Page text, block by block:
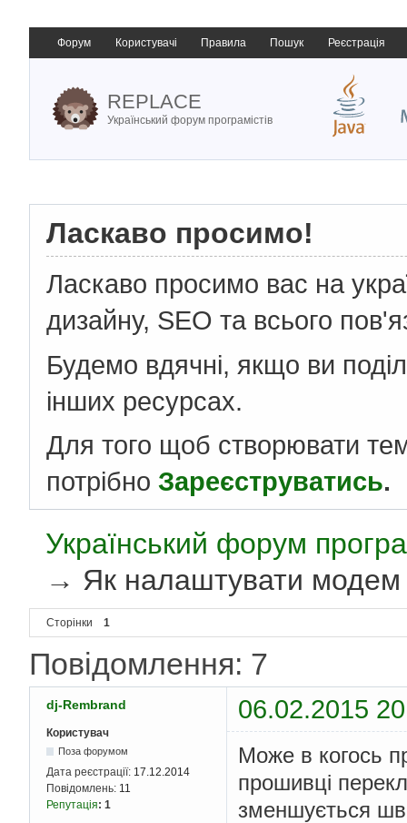
Форум Користувачі Правила Пошук Реєстрація
REPLACE
Український форум програмістів
Ласкаво просимо!
Ласкаво просимо вас на
дизайну, SEO та всього
Будемо вдячні, якщо ви
інших ресурсах.
Для того щоб створювати
потрібно Зареєструватись.
Український форум
→ Як налаштувати
Сторінки 1
Повідомлення: 7
dj-Rembrand 06.02.2015
Користувач
Поза форумом
Дата реєстрації: 17.12.2014
Повідомлень: 11
Репутація: 1
Може в когось
прошивці
зменшується